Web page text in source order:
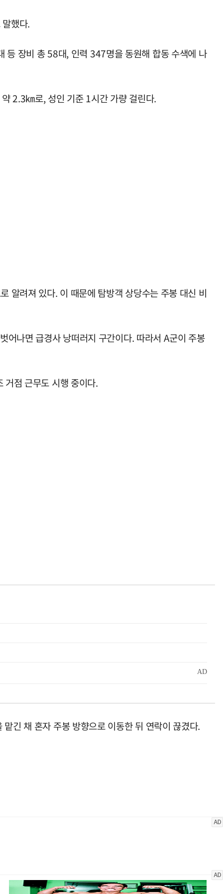
했다.
등 장비 총 58대, 인력 347명을 동원해 합동 수색에 나
2.3㎞로, 성인 기준 1시간 가량 걸린다.
알려져 있다. 이 때문에 탐방객 상당수는 주봉 대신 비
어나면 급경사 낭떠러지 구간이다. 따라서 A군이 주봉
거점 근무도 시행 중이다.
긴 채 혼자 주봉 방향으로 이동한 뒤 연락이 끊겼다.